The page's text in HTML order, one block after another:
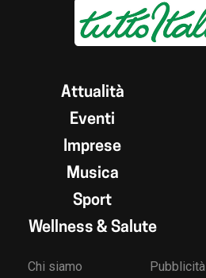
Attualità
Eventi
Imprese
Musica
Sport
Wellness & Salute
Chi siamo Pubblicità